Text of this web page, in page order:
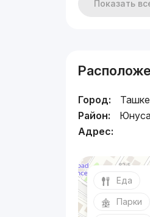
Показать
Город:
Район:
Адрес:
Еда
Парки